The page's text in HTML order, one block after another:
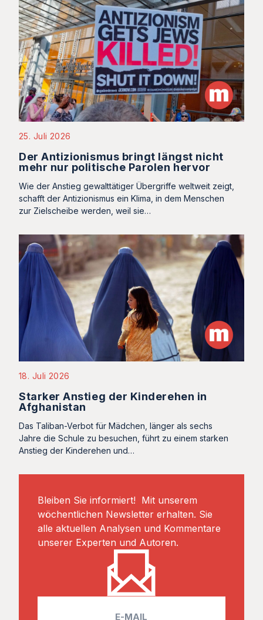
25. Juli 2026
Der Antizionismus bringt längst nicht
mehr nur politische Parolen hervor
Wie der Anstieg gewalttätiger Übergriffe weltweit zeigt,
schafft der Antizionismus ein Klima, in dem Menschen
zur Zielscheibe werden, weil sie…
18. Juli 2026
Starker Anstieg der Kinderehen in
Afghanistan
Das Taliban-Verbot für Mädchen, länger als sechs
Jahre die Schule zu besuchen, führt zu einem starken
Anstieg der Kinderehen und…
Bleiben Sie informiert! Mit unserem
wöchentlichen Newsletter erhalten. Sie
alle aktuellen Analysen und Kommentare
unserer Experten und Autoren.